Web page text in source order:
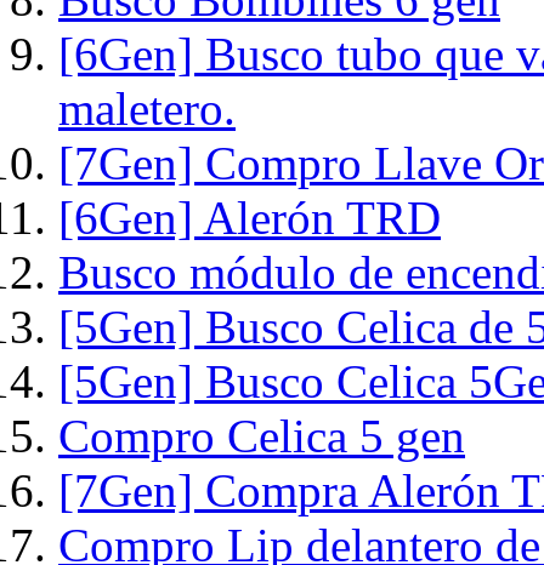
[6Gen] Busco tubo que
maletero.
[7Gen] Compro Llave
[6Gen] Alerón TRD
Busco módulo de
[5Gen] Busco Celica de
[5Gen] Busco Celica
Compro Celica 5 gen
[7Gen] Compra Alerón
Compro Lip delantero